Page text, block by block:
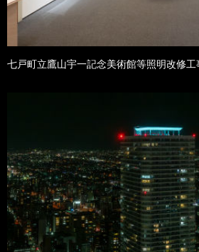
七戸町立鷹山宇一記念美術館等照明改修工